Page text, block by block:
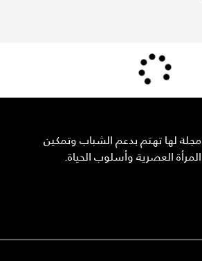
مجلة لها تهتم بدعم الشباب وتمكين
المرأة العصرية وأسلوب الحياة.